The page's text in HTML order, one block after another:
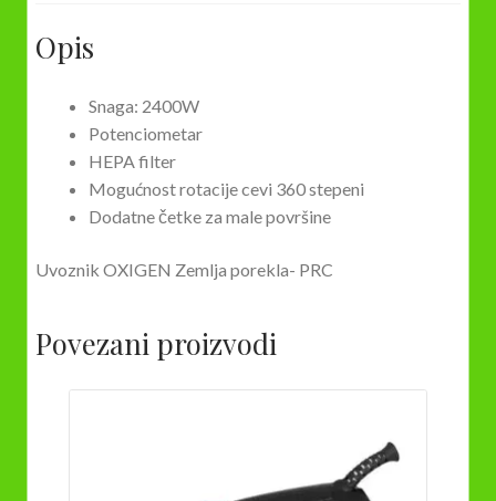
Opis
Snaga: 2400W
Potenciometar
HEPA filter
Mogućnost rotacije cevi 360 stepeni
Dodatne četke za male površine
Uvoznik OXIGEN Zemlja porekla- PRC
Povezani proizvodi